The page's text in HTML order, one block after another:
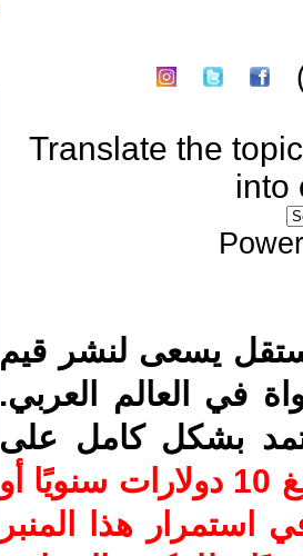
Translate the topic
into
يسعى لنشر قيم
في العالم العربي.
بشكل كامل على
ساهم/ي معنا! بدعمكم بمبلغ 10 دولارات سنويًا أو
استمرار هذا المنبر